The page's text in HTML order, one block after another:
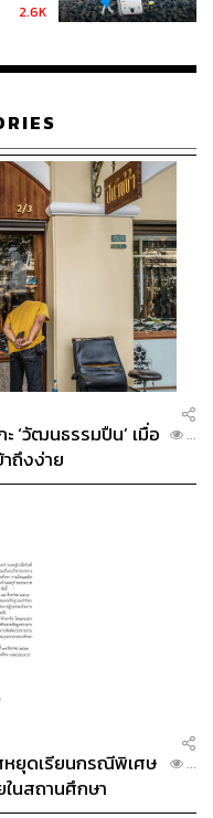
2.6K
‘วัฒนธรรมปืน’ เมื่อ
ถึงง่าย
...
หยุดเรียนกรณีพิเศษ
นสถานศึกษา
...